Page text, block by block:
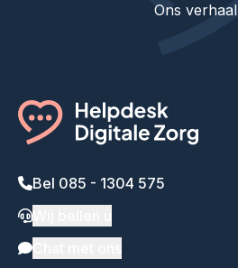
Ons verhaal
Bel 085 - 1304 575